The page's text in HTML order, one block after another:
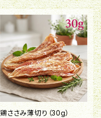
鶏ささみ薄切り（30g）